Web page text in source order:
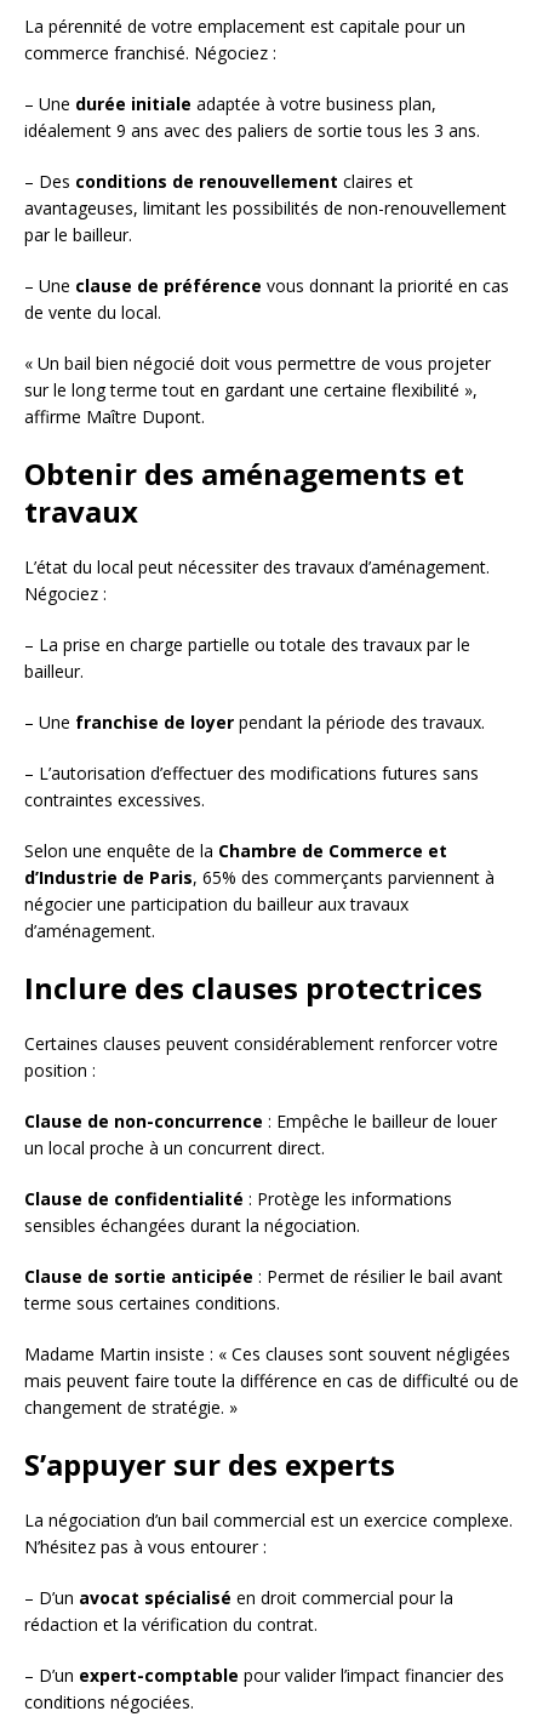
La pérennité de votre emplacement est capitale pour un
commerce franchisé. Négociez :
– Une durée initiale adaptée à votre business plan,
idéalement 9 ans avec des paliers de sortie tous les 3 ans.
– Des conditions de renouvellement claires et
avantageuses, limitant les possibilités de non-renouvellement
par le bailleur.
– Une clause de préférence vous donnant la priorité en cas
de vente du local.
« Un bail bien négocié doit vous permettre de vous projeter
sur le long terme tout en gardant une certaine flexibilité »,
affirme Maître Dupont.
Obtenir des aménagements et
travaux
L’état du local peut nécessiter des travaux d’aménagement.
Négociez :
– La prise en charge partielle ou totale des travaux par le
bailleur.
– Une franchise de loyer pendant la période des travaux.
– L’autorisation d’effectuer des modifications futures sans
contraintes excessives.
Selon une enquête de la Chambre de Commerce et
d’Industrie de Paris, 65% des commerçants parviennent à
négocier une participation du bailleur aux travaux
d’aménagement.
Inclure des clauses protectrices
Certaines clauses peuvent considérablement renforcer votre
position :
Clause de non-concurrence : Empêche le bailleur de louer
un local proche à un concurrent direct.
Clause de confidentialité : Protège les informations
sensibles échangées durant la négociation.
Clause de sortie anticipée : Permet de résilier le bail avant
terme sous certaines conditions.
Madame Martin insiste : « Ces clauses sont souvent négligées
mais peuvent faire toute la différence en cas de difficulté ou de
changement de stratégie. »
S’appuyer sur des experts
La négociation d’un bail commercial est un exercice complexe.
N’hésitez pas à vous entourer :
– D’un avocat spécialisé en droit commercial pour la
rédaction et la vérification du contrat.
– D’un expert-comptable pour valider l’impact financier des
conditions négociées.